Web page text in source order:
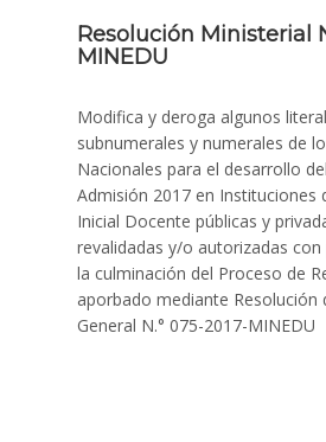
Resolución Ministerial
MINEDU
Modifica y deroga algunos
subnumerales y numerales de
Nacionales para el desarrollo
Admisión 2017 en Instituciones
Inicial Docente públicas y
revalidadas y/o autorizadas
la culminación del Proceso de
aporbado mediante Resolución
General N.° 075-2017-MINEDU